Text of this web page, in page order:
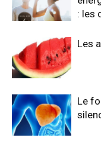
: les
Les
Le